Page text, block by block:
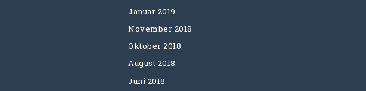
Januar 2019
November 2018
Oktober 2018
August 2018
Juni 2018